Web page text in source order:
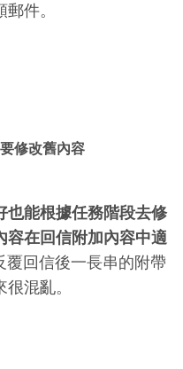
件。
修改舊內容
也能根據任務階段去修
容在回信附加內容中適
覆回信後一長串的附帶
混亂。